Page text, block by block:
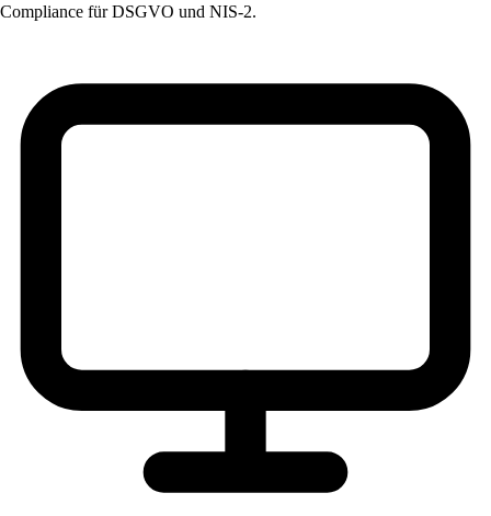
Compliance für DSGVO und NIS-2.